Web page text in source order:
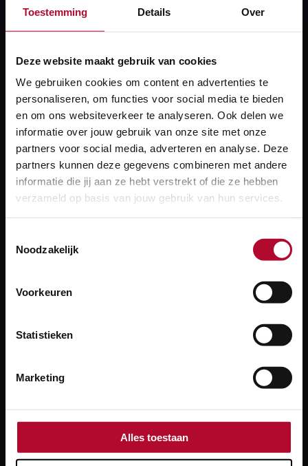
Toestemming Details Over
Deze website maakt gebruik van cookies
We gebruiken cookies om content en advertenties te
personaliseren, om functies voor social media te bieden
en om ons websiteverkeer te analyseren. Ook delen we
informatie over jouw gebruik van onze site met onze
partners voor social media, adverteren en analyse. Deze
partners kunnen deze gegevens combineren met andere
informatie die jij aan ze hebt verstrekt of die ze hebben
verzameld op basis van jouw gebruik van hun services.
Noodzakelijk
Voorkeuren
Statistieken
Marketing
Alles toestaan
Over BBMS
Spoorstaat
Spoorstaat is het centrale platform voor ProRail-
medewerkers, dat een helder en actueel
overzicht biedt van de staat van de
infrastructuur.
ProRail MEET
de verschillende onderdelen van het meetproces
inwinning van conditiedata.